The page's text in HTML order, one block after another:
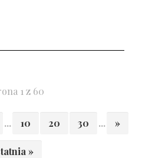
1 z 60
... 10 20 30 ... »
»